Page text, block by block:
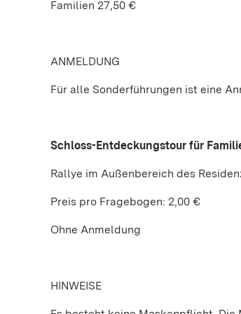
Familien 27,50 €
ANMELDUNG
Für alle Sonderführungen ist eine
Schloss-Entdeckungstour für
Rallye im Außenbereich des
Preis pro Fragebogen: 2,00 €
Ohne Anmeldung
HINWEISE